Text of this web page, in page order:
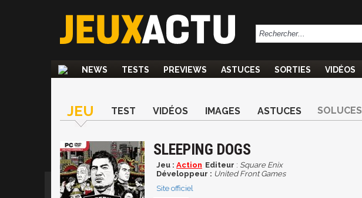
NEWS TESTS PREVIEWS ASTUCES SORTIES VIDÉOS
JEU TEST VIDÉOS IMAGES ASTUCES SOLUCES
SLEEPING DOGS
Jeu : Action Editeur : Square Enix
Développeur : United Front Games
Site officiel